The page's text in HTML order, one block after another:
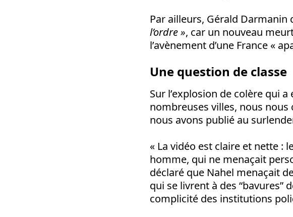
Par ailleurs, Gérald Darmanin
l’ordre », car un nouveau
l’avènement d’une France «
Une question de classe
Sur l’explosion de colère qui
nombreuses villes, nous
nous avons publié au
« La vidéo est claire et nette :
homme, qui ne menaçait
déclaré que Nahel menaçait
qui se livrent à des
complicité des institutions